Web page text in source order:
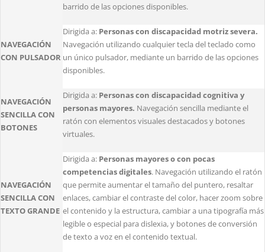
barrido de las opciones disponibles.
NAVEGACIÓN
CON PULSADOR
Dirigida a: Personas con discapacidad motriz severa.
Navegación utilizando cualquier tecla del teclado como
un único pulsador, mediante un barrido de las opciones
disponibles.
NAVEGACIÓN
SENCILLA CON
BOTONES
Dirigida a: Personas con discapacidad cognitiva y
personas mayores. Navegación sencilla mediante el
ratón con elementos visuales destacados y botones
virtuales.
NAVEGACIÓN
SENCILLA CON
TEXTO GRANDE
Dirigida a: Personas mayores o con pocas
competencias digitales. Navegación utilizando el ratón
que permite aumentar el tamaño del puntero, resaltar
enlaces, cambiar el contraste del color, hacer zoom sobre
el contenido y la estructura, cambiar a una tipografía más
legible o especial para dislexia, y botones de conversión
de texto a voz en el contenido textual.